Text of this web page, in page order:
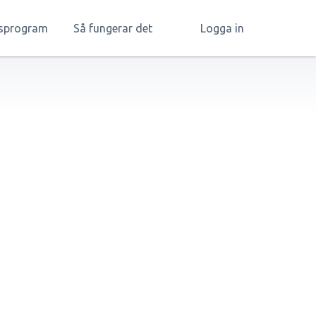
Så fungerar det Logga in